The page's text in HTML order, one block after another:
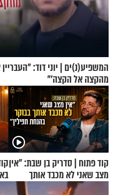
המשפיע(נ)ים | יוני דוד:
מהקצה אל הקצה'"
קוד פתוח | סדריק בן שבת: "אין
מצב שאני לא מכבד אותך
בבוקר בהנחת תפילין"